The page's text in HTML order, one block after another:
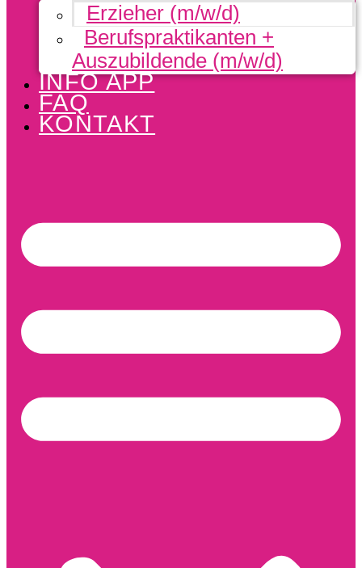
Erzieher (m/w/d)
Berufspraktikanten +
Auszubildende (m/w/d)
INFO APP
FAQ
KONTAKT